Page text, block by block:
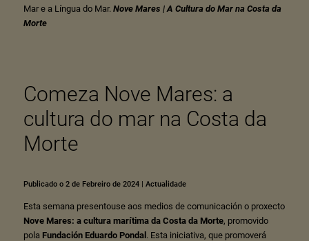
Mar e a Língua do Mar. Nove Mares | A Cultura do Mar na Costa da
Morte
Comeza Nove Mares: a
cultura do mar na Costa da
Morte
Publicado o 2 de Febreiro de 2024| Actualidade
Esta semana presentouse aos medios de comunicación o proxecto
Nove Mares: a cultura marítima da Costa da Morte, promovido
pola Fundación Eduardo Pondal. Esta iniciativa, que promoverá